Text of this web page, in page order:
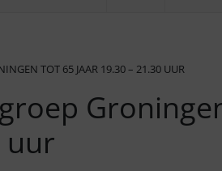
TOT 65 JAAR 19.30 – 21.30 UUR
uur